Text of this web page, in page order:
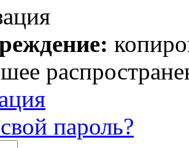
пароль?